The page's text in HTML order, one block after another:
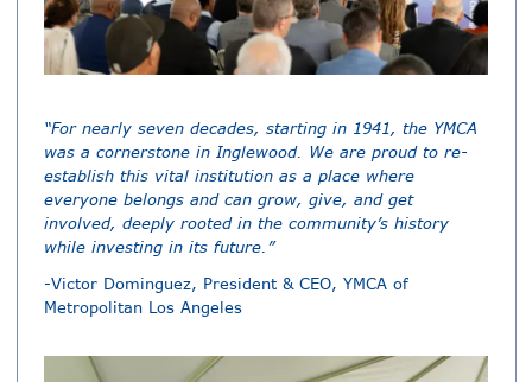
“For nearly seven decades, starting in 1941, the YMCA
was a cornerstone in Inglewood. We are proud to re-
establish this vital institution as a place where
everyone belongs and can grow, give, and get
involved, deeply rooted in the community’s history
while investing in its future.”
-Victor Dominguez, President & CEO, YMCA of
Metropolitan Los Angeles